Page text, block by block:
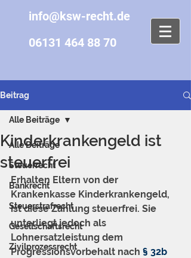
info@ksw-recht.de
06131 464 88 70
Beitrag
Alle Beiträge
Steuerrecht
Bankrecht
Steuerstrafrecht
Gesellschaftsrecht
Zivilprozessrecht
Alle Beiträge
Kinderkrankengeld ist
steuerfrei
Erhalten Eltern von der
Krankenkasse Kinderkrankengeld,
ist diese Zahlung steuerfrei. Sie
unterliegt jedoch als
Lohnersatzleistung dem
Progressionsvorbehalt nach § 32b